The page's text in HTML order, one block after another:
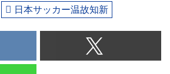
日本サッカー温故知新